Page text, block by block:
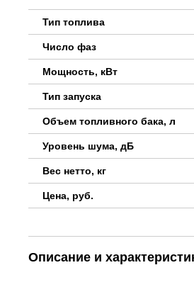
Тип топлива
Число фаз
Мощность, кВт
Тип запуска
Объем топливного бака, л
Уровень шума, дБ
Вес нетто, кг
Цена, руб.
Описание и